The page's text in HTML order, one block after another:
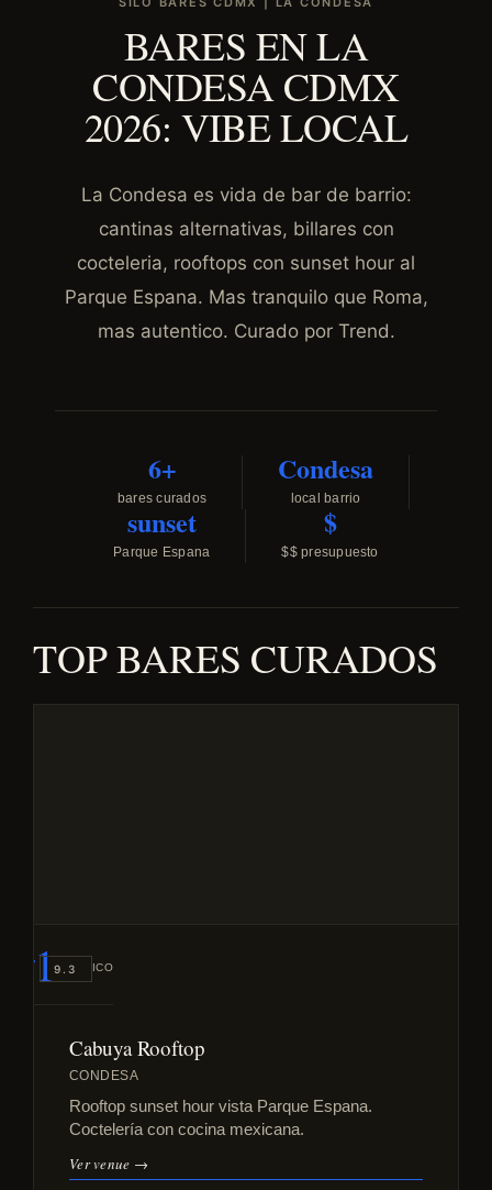
BARES EN LA
CONDESA CDMX
2026: VIBE LOCAL
La Condesa es vida de bar de barrio:
cantinas alternativas, billares con
cocteleria, rooftops con sunset hour al
Parque Espana. Mas tranquilo que Roma,
mas autentico. Curado por Trend.
6+
bares curados
Condesa
local barrio
sunset
Parque Espana
$
$$ presupuesto
TOP BARES CURADOS
#19.3 ICONIC
Cabuya Rooftop
CONDESA
Rooftop sunset hour vista Parque Espana.
Coctelería con cocina mexicana.
Ver venue →